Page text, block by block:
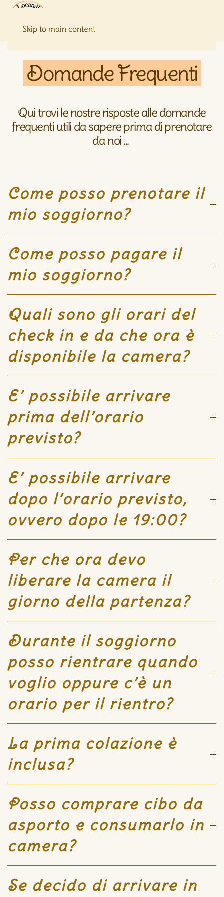
Skip to main content
Domande Frequenti
Qui trovi le nostre risposte alle domande
frequenti utili da sapere prima di prenotare
da noi ...
Come posso prenotare il
mio soggiorno?
Come posso pagare il
mio soggiorno?
Quali sono gli orari del
check in e da che ora è
disponibile la camera?
E’ possibile arrivare
prima dell’orario
previsto?
E’ possibile arrivare
dopo l’orario previsto,
ovvero dopo le 19:00?
Per che ora devo
liberare la camera il
giorno della partenza?
Durante il soggiorno
posso rientrare quando
voglio oppure c’è un
orario per il rientro?
La prima colazione è
inclusa?
Posso comprare cibo da
asporto e consumarlo in
camera?
Se decido di arrivare in